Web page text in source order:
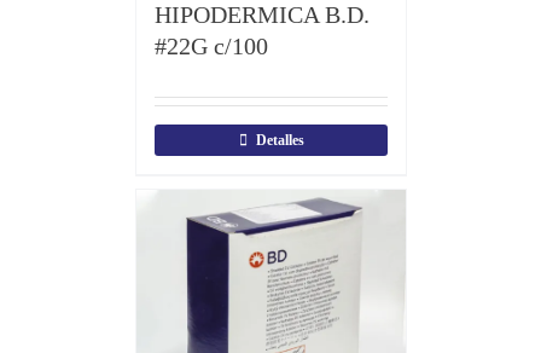
HIPODERMICA B.D.
#22G c/100
Detalles